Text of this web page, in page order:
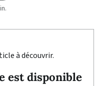
à découvrir.
est disponible